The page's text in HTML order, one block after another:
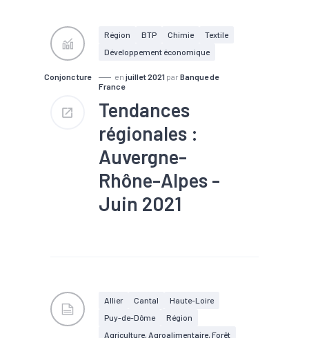
#Formation
#Industrie
travail
#Métier
active
#Salaire
Conjoncture
Région BTP Chimie
Textile
Développement économique
en juillet 2021 par Banque de
France
Tendances
régionales :
Auvergne-
Rhône-Alpes -
Juin 2021
#Electrique
#Electronique
#Gros oeuvre
#Industrie
#Informatique
#Ingénierie
Allier Cantal
Haute-Loire
Puy-de-Dôme
Région
Agriculture, Agroalimentaire, Forêt